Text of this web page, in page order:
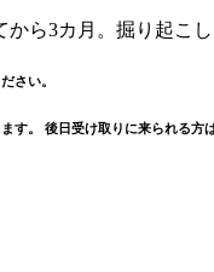
ら3カ月。掘り起こ
さい。
。 後日受け取りに来られる方